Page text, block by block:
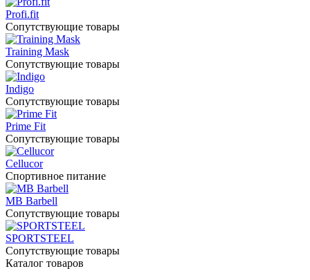
Profi.fit
Сопутствующие товары
Training Mask
Сопутствующие товары
Indigo
Сопутствующие товары
Prime Fit
Сопутствующие товары
Cellucor
Спортивное питание
MB Barbell
Сопутствующие товары
SPORTSTEEL
Сопутствующие товары
Каталог товаров